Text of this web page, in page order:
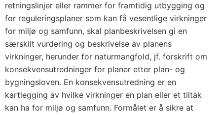
retningslinjer eller rammer for framtidig utbygging og
for reguleringsplaner som kan få vesentlige virkninger
for miljø og samfunn, skal planbeskrivelsen gi en
særskilt vurdering og beskrivelse av planens
virkninger, herunder for naturmangfold, jf. forskrift om
konsekvensutredninger for planer etter plan- og
bygningsloven. En konsekvensutredning er en
kartlegging av hvilke virkninger en plan eller et tiltak
kan ha for miljø og samfunn. Formålet er å sikre at